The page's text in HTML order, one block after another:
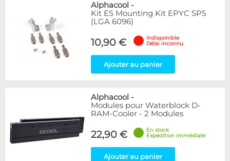
Alphacool -
Kit ES Mounting Kit EPYC SP5
(LGA 6096)
10,90 €
Indisponible
Délai inconnu
Ajouter au panier
Alphacool -
Modules pour Waterblock D-
RAM-Cooler - 2 Modules
22,90 €
En stock
Expédition immédiate
Ajouter au panier